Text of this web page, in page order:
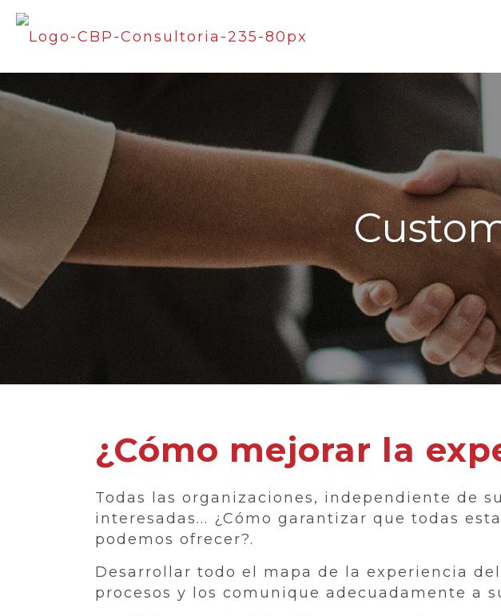
¿Cómo mejorar la
Todas las organizaciones, independiente de
interesadas... ¿Cómo garantizar que todas
podemos ofrecer?.
Desarrollar todo el mapa de la experiencia
procesos y los comunique adecuadamente a